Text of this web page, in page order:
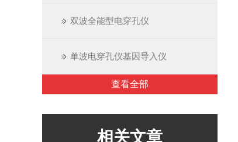
双波全能型电穿孔仪
单波电穿孔仪基因导入仪
查看全部
相关文章